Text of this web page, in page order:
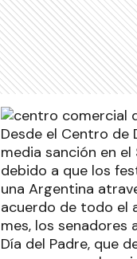
Desde el Centro
media sanción en
debido a que los
una Argentina
acuerdo de todo el
mes, los senadores
Día del Padre, que